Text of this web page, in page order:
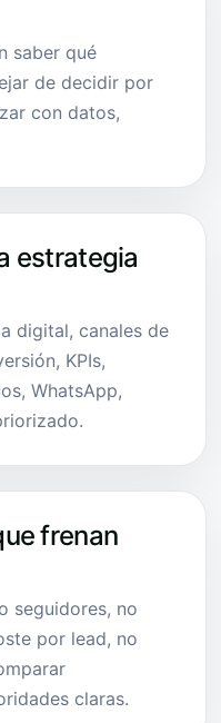
saber qué
de decidir por
con datos,
estrategia
digital, canales de
KPIs,
WhatsApp,
frenan
seguidores, no
por lead, no
claras.